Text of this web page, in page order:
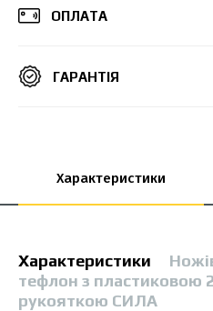
ОПЛАТА
ГАРАНТІЯ
Характеристики
Характеристики
тефлон з пластиковою
рукояткою СИЛА